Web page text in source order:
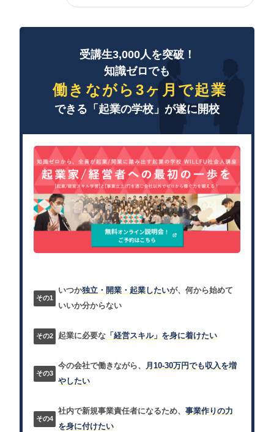
受講生3,000人を突破！
知識ゼロでも
働きながら3ヶ月で起業
できる「起業の学校」が遂に開校
いつか独立・開業・起業したいが、何から始めて
いいか分からない
起業に必要な 「経営スキル」を身に着けたい
今の会社で働きながら、
月10-30万円でも収入を増
やしたい
社内で新規事業責任者になるため、事業作りの力
を身に付けたい